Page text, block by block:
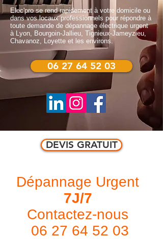
Elec'pro se rend rapidement à votre domicile ou
dans vos locaux professionnels pour répondre à
toute demande de dépannage électrique urgent
à Lyon, Bourgoin-Jallieu, Tignieux-Jameyzieu,
Chavanoz, Loyette et les environs.
06 27 64 52 03
Dépannage Urgent
7J/7
Contactez-nous
06 27 64 52 03
DEVIS GRATUIT